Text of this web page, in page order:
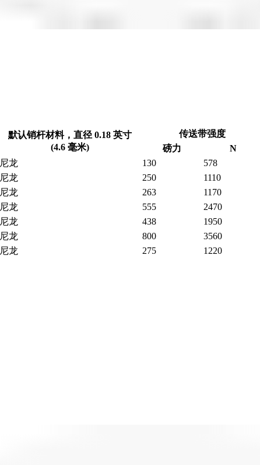
默认销杆材料，直径 0.18 英寸
(4.6 毫米)
传送带强度
磅力 N
尼龙 130 578
尼龙 250 1110
尼龙 263 1170
尼龙 555 2470
尼龙 438 1950
尼龙 800 3560
尼龙 275 1220